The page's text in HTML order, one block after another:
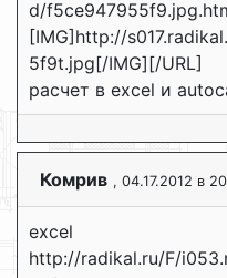
d/
[IMG]http://
5f9t.jpg[/IMG][/URL]
расчет в excel и
Комрив , 04.17.2012 в
excel
http://radikal.ru/F/